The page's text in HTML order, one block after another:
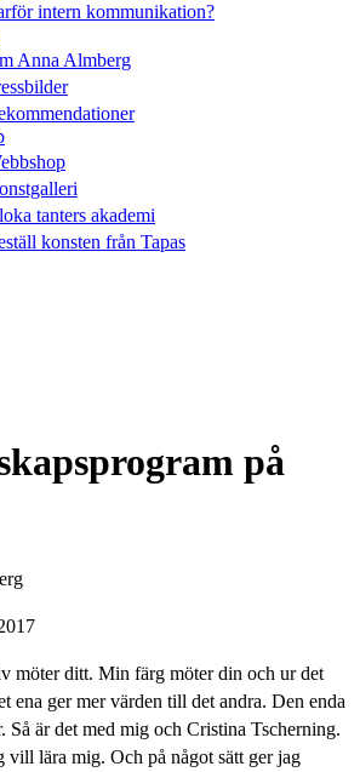
intern kommunikation?
Anna Almberg
tanters akademi
konsten från Tapas
på
möter ditt. Min färg möter din och ur det
ena ger mer värden till det andra. Den enda
Så är det med mig och Cristina Tscherning.
vill lära mig. Och på något sätt ger jag